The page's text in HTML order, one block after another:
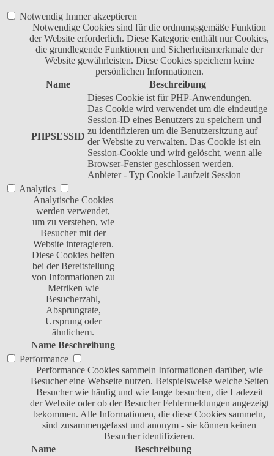
Notwendig Immer akzeptieren
Notwendige Cookies sind für die ordnungsgemäße Funktion
der Website erforderlich. Diese Kategorie enthält nur Cookies,
die grundlegende Funktionen und Sicherheitsmerkmale der
Website gewährleisten. Diese Cookies speichern keine
persönlichen Informationen.
Name
Beschreibung
PHPSESSID
Dieses Cookie ist für PHP-Anwendungen.
Das Cookie wird verwendet um die eindeutige
Session-ID eines Benutzers zu speichern und
zu identifizieren um die Benutzersitzung auf
der Website zu verwalten. Das Cookie ist ein
Session-Cookie und wird gelöscht, wenn alle
Browser-Fenster geschlossen werden.
Anbieter - Typ Cookie Laufzeit Session
Analytics
Analytische Cookies
werden verwendet,
um zu verstehen, wie
Besucher mit der
Website interagieren.
Diese Cookies helfen
bei der Bereitstellung
von Informationen zu
Metriken wie
Besucherzahl,
Absprungrate,
Ursprung oder
ähnlichem.
Name Beschreibung
Performance
Performance Cookies sammeln Informationen darüber, wie
Besucher eine Webseite nutzen. Beispielsweise welche Seiten
Besucher wie häufig und wie lange besuchen, die Ladezeit
der Website oder ob der Besucher Fehlermeldungen angezeigt
bekommen. Alle Informationen, die diese Cookies sammeln,
sind zusammengefasst und anonym - sie können keinen
Besucher identifizieren.
Name
Beschreibung